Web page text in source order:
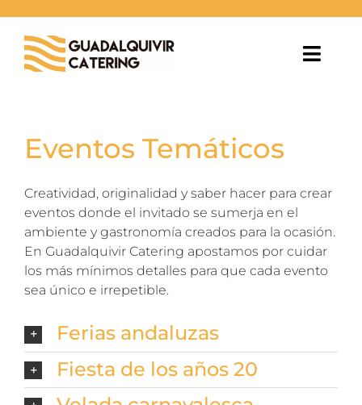
contenido
ESPACIOS
GASTRONOMÍA
BLOG
NOSOTROS
CONTACTO
Eventos Temáticos
Creatividad, originalidad y saber hacer para crear
eventos donde el invitado se sumerja en el
ambiente y gastronomía creados para la ocasión.
En Guadalquivir Catering apostamos por cuidar
los más mínimos detalles para que cada evento
sea único e irrepetible.
Ferias andaluzas
Fiesta de los años 20